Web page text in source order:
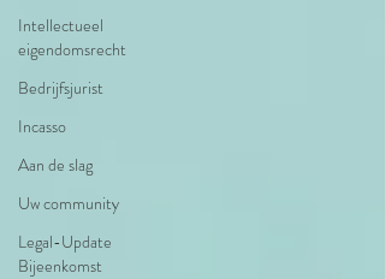
Intellectueel
eigendomsrecht
Bedrijfsjurist
Incasso
Aan de slag
Uw community
Legal-Update
Bijeenkomst